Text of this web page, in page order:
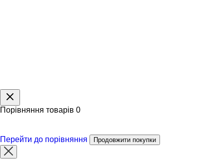
Порівняння товарів 0
Перейти до порівняння Продовжити покупки